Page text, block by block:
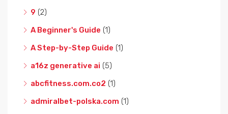
9 (2)
A Beginner's Guide (1)
A Step-by-Step Guide (1)
a16z generative ai (5)
abcfitness.com.co2 (1)
admiralbet-polska.com (1)